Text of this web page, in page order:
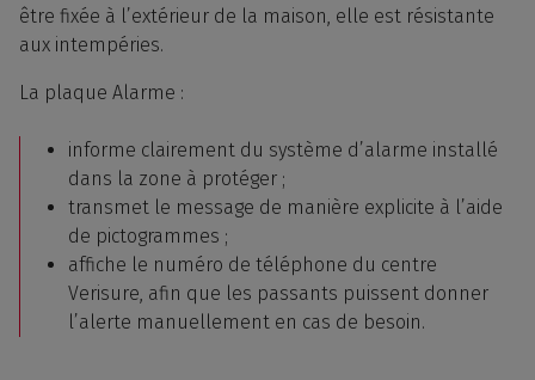
être fixée à l’extérieur de la maison, elle est résistante
aux intempéries.
La plaque Alarme :
informe clairement du système d’alarme installé
dans la zone à protéger ;
transmet le message de manière explicite à l’aide
de pictogrammes ;
affiche le numéro de téléphone du centre
Verisure, afin que les passants puissent donner
l’alerte manuellement en cas de besoin.